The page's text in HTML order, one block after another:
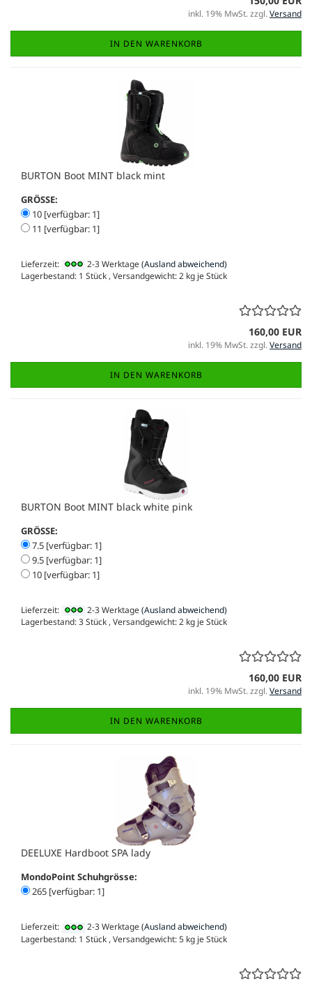
inkl. 19% MwSt. zzgl.Versand
IN DEN WARENKORB
BURTON Boot MINT black mint
GRÖSSE:
10 [verfügbar: 1]
11 [verfügbar: 1]
Lieferzeit: 2-3 Werktage(Ausland abweichend)
Lagerbestand: 1 Stück , Versandgewicht:2 kg je Stück
160,00 EUR
inkl. 19% MwSt. zzgl.Versand
IN DEN WARENKORB
BURTON Boot MINT black white pink
GRÖSSE:
7.5 [verfügbar: 1]
9.5 [verfügbar: 1]
10 [verfügbar: 1]
Lieferzeit: 2-3 Werktage(Ausland abweichend)
Lagerbestand: 3 Stück , Versandgewicht:2 kg je Stück
160,00 EUR
inkl. 19% MwSt. zzgl.Versand
IN DEN WARENKORB
DEELUXE Hardboot SPA lady
MondoPoint Schuhgrösse:
265 [verfügbar: 1]
Lieferzeit: 2-3 Werktage(Ausland abweichend)
Lagerbestand: 1 Stück , Versandgewicht:5 kg je Stück